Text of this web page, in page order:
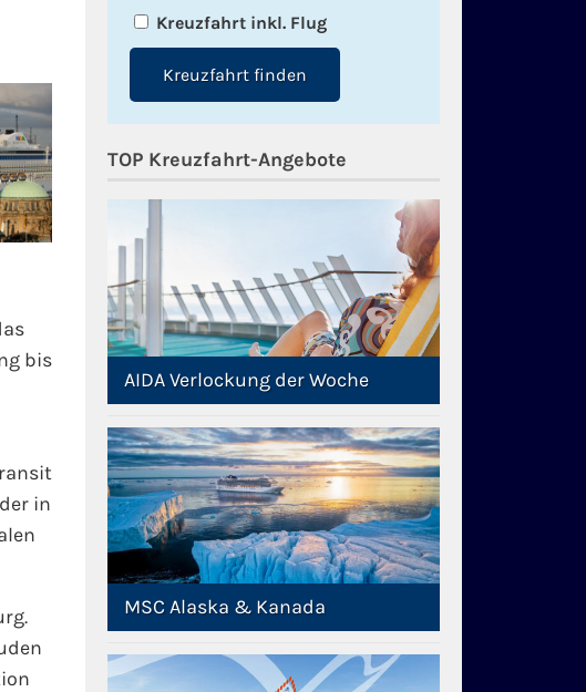
bis
in
Kreuzfahrt inkl. Flug
Kreuzfahrt finden
TOP Kreuzfahrt-Angebote
AIDA Verlockung der Woche
MSC Alaska & Kanada